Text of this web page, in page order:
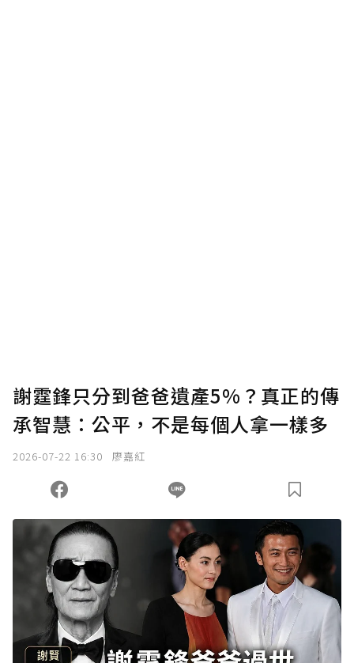
謝霆鋒只分到爸爸遺產5%？真正的傳
承智慧：公平，不是每個人拿一樣多
2026-07-22 16:30 廖嘉紅